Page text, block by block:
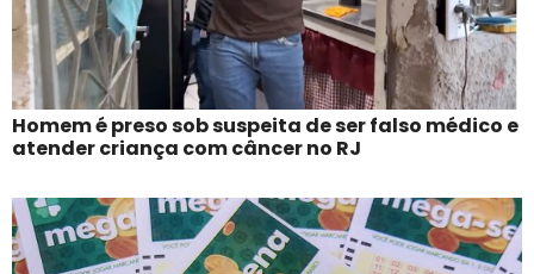
Homem é preso sob suspeita de ser falso médico e
atender criança com câncer no RJ